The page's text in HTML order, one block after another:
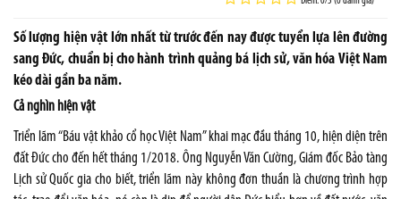
Số lượng hiện vật lớn nhất từ trước đến nay được tuyển lựa lên đường
sang Đức, chuẩn bị cho hành trình quảng bá lịch sử, văn hóa Việt Nam
kéo dài gần ba năm.
Cả nghìn hiện vật
Triển lãm “Báu vật khảo cổ học Việt Nam” khai mạc đầu tháng 10, hiện diện trên
đất Đức cho đến hết tháng 1/2018. Ông Nguyễn Văn Cường, Giám đốc Bảo tàng
Lịch sử Quốc gia cho biết, triển lãm này không đơn thuần là chương trình hợp